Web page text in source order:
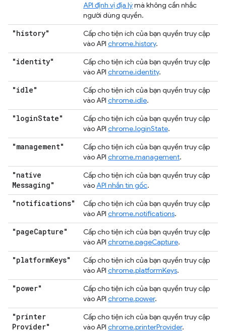
API định vị địa lýmà không cần nhắc
người dùng quyền.
"history"
Cấp cho tiện ích của bạn quyền truy cập
vào API chrome.history.
"identity"
Cấp cho tiện ích của bạn quyền truy cập
vào API chrome.identity.
"idle"
Cấp cho tiện ích của bạn quyền truy cập
vào API chrome.idle.
"loginState"
Cấp cho tiện ích của bạn quyền truy cập
vào API chrome.loginState.
"management"
Cấp cho tiện ích của bạn quyền truy cập
vào API chrome.management.
"native
Messaging"
Cấp cho tiện ích của bạn quyền truy cập
vàoAPI nhắn tin gốc.
"notifications"
Cấp cho tiện ích của bạn quyền truy cập
vào API chrome.notifications.
"pageCapture"
Cấp cho tiện ích của bạn quyền truy cập
vào API chrome.pageCapture.
"platformKeys"
Cấp cho tiện ích của bạn quyền truy cập
vào API chrome.platformKeys.
"power"
Cấp cho tiện ích của bạn quyền truy cập
vào API chrome.power.
"printer
Provider"
Cấp cho tiện ích của bạn quyền truy cập
vào API chrome.printerProvider.